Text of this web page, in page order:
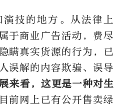
技的地方。从法律上
于商业广告活动，费尽
瞒真实货源的行为，已
误解的内容欺骗、误导
来看，这更是一种对生
前网上已有公开售卖绿